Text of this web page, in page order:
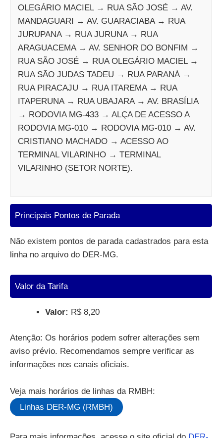
OLEGÁRIO MACIEL → RUA SÃO JOSÉ → AV.
MANDAGUARI → AV. GUARACIABA → RUA
JURUPANA → RUA JURUNA → RUA
ARAGUACEMA → AV. SENHOR DO BONFIM →
RUA SÃO JOSÉ → RUA OLEGÁRIO MACIEL →
RUA SÃO JUDAS TADEU → RUA PARANÁ →
RUA PIRACAJU → RUA ITAREMA → RUA
ITAPERUNA → RUA UBAJARA → AV. BRASÍLIA
→ RODOVIA MG-433 → ALÇA DE ACESSO A
RODOVIA MG-010 → RODOVIA MG-010 → AV.
CRISTIANO MACHADO → ACESSO AO
TERMINAL VILARINHO → TERMINAL
VILARINHO (SETOR NORTE).
Principais Pontos de Parada
Não existem pontos de parada cadastrados para esta
linha no arquivo do DER-MG.
Valor da Tarifa
Valor: R$ 8,20
Atenção: Os horários podem sofrer alterações sem
aviso prévio. Recomendamos sempre verificar as
informações nos canais oficiais.
Veja mais horários de linhas da RMBH:
Linhas DER-MG (RMBH)